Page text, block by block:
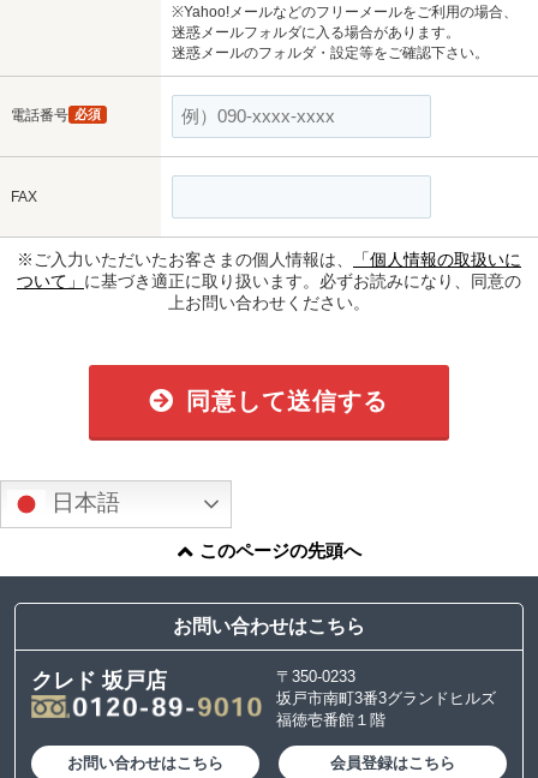
※Yahoo!メールなどのフリーメールをご利用の場合、
迷惑メールフォルダに入る場合があります。
迷惑メールのフォルダ・設定等をご確認下さい。
電話番号 必須
FAX
※ご入力いただいたお客さまの個人情報は、
「個人情報の取扱いに
ついて」 に基づき適正に取り扱います。必ずお読みになり、同意の
上お問い合わせください。
同意して送信する
日本語
このページの先頭へ
お問い合わせはこちら
クレド 坂戸店
〒350-0233
坂戸市南町3番3グランドヒルズ
福徳壱番館１階
お問い合わせはこちら 会員登録はこちら